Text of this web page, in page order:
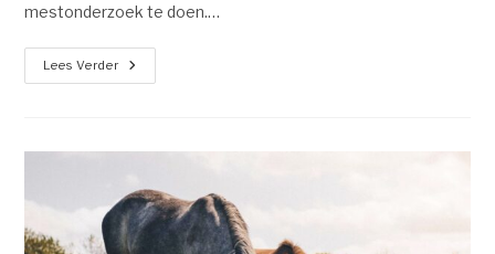
mestonderzoek te doen.…
Lees Verder